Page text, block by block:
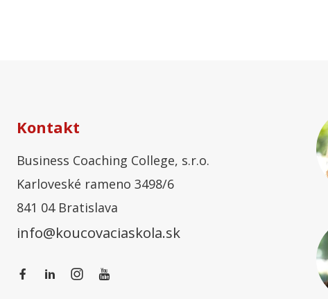
Kontakt
Business Coaching College, s.r.o.
Karloveské rameno 3498/6
841 04 Bratislava
info@koucovaciaskola.sk